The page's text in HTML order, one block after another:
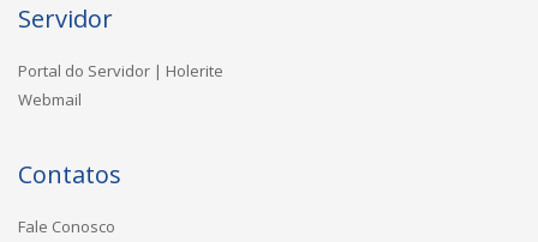
Servidor
Portal do Servidor | Holerite
Webmail
Contatos
Fale Conosco